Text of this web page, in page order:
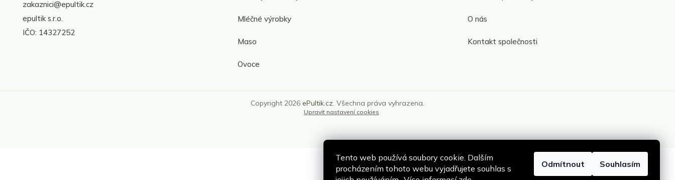
Tento web používá soubory cookie. Dalším
procházením tohoto webu vyjadřujete souhlas s
Odmítnout Souhlasím
zakaznici@epultik.cz
epultik s.r.o.
IČO: 14327252
Mléčné výrobky
Maso
Ovoce
O nás
Kontakt společnosti
Copyright 2026 ePultik.cz. Všechna práva vyhrazena.
Upravit nastavení cookies